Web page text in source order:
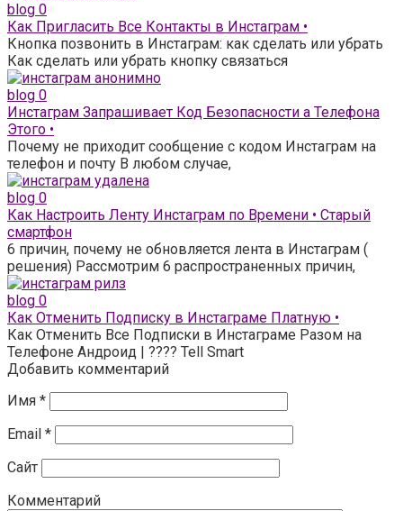
blog 0
Как Пригласить Все Контакты в Инстаграм •
Кнопка позвонить в Инстаграм: как сделать или убрать
Как сделать или убрать кнопку связаться
blog 0
Инстаграм Запрашивает Код Безопасности а Телефона
Этого •
Почему не приходит сообщение с кодом Инстаграм на
телефон и почту В любом случае,
blog 0
Как Настроить Ленту Инстаграм по Времени • Старый
смартфон
6 причин, почему не обновляется лента в Инстаграм (
решения) Рассмотрим 6 распространенных причин,
blog 0
Как Отменить Подписку в Инстаграме Платную •
Как Отменить Все Подписки в Инстаграме Разом на
Телефоне Андроид | ???? Tell Smart
Добавить комментарий
Имя *
Email *
Сайт
Комментарий